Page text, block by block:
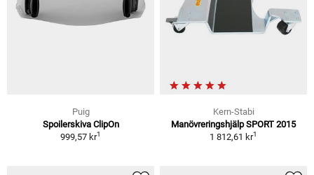
Puig
Spoilerskiva ClipOn
999,57 kr1
Kern-Stabi
Manövreringshjälp SPORT 2015
1 812,61 kr1